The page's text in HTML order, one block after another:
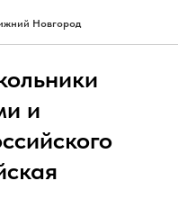
Новгород
и